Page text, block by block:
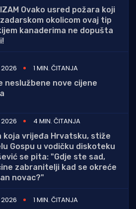
Ovako usred požara koji
okolicom ovaj tip
kanaderima ne dopušta
1 MIN. ČITANJA
neslužbene nove cijene
4 MIN. ČITANJA
koja vrijeđa Hrvatsku, stiže
Gospu u vodičku diskoteku
se pita: "Gdje ste sad,
zabranitelji kad se okreće
novac?"
1 MIN. ČITANJA